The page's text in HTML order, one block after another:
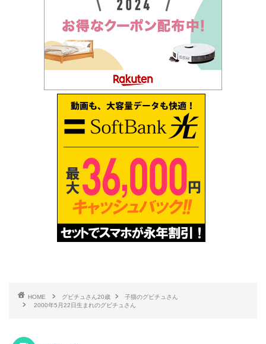
HOME グビチュさん20歳
子猫のグビチュさん
2000年5月22日生まれのグビチュさん